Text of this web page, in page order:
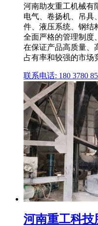
河南助友重工机械有
电气、卷扬机、吊具
件、液压系统、钢结
全面严格的管理制度
在保证产品高质量、
占有率和较强的市场
联系电话: 180 3780
河南重工科技